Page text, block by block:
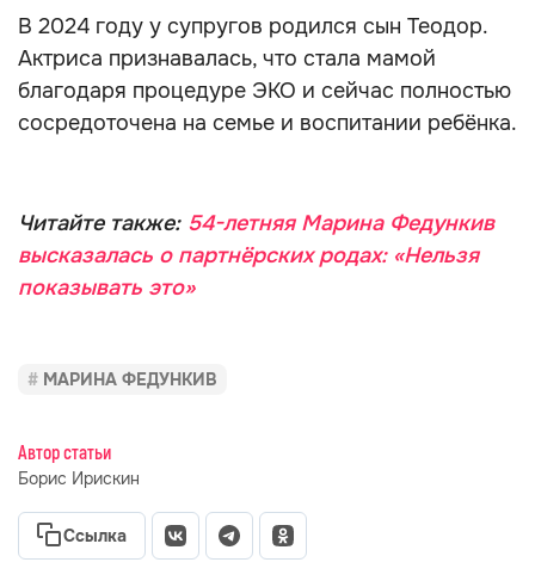
В 2024 году у супругов родился сын Теодор.
Актриса признавалась, что стала мамой
благодаря процедуре ЭКО и сейчас полностью
сосредоточена на семье и воспитании ребёнка.
Читайте также: 54-летняя Марина Федункив
высказалась о партнёрских родах: «Нельзя
показывать это»
МАРИНА ФЕДУНКИВ
Автор статьи
Борис Ирискин
Ссылка